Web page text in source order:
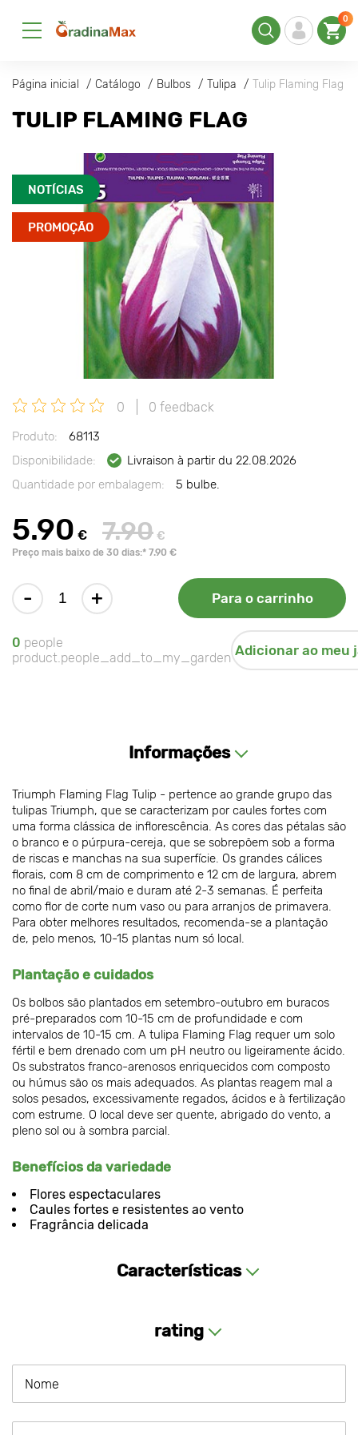
0
Página inicial Catálogo Bulbos Tulipa Tulip Flaming Flag
TULIP FLAMING FLAG
NOTÍCIAS
PROMOÇÃO
0 0 feedback
Produto:
68113
Disponibilidade:
Livraison à partir du 22.08.2026
Quantidade por embalagem:
5 bulbe.
5.90 € 7.90 €
Preço mais baixo de 30 dias:* 7.90 €
- + Para o carrinho
0 people
product.people_add_to_my_garden Adicionar ao meu
Informações
Triumph Flaming Flag Tulip - pertence ao grande grupo das
tulipas Triumph, que se caracterizam por caules fortes com
uma forma clássica de inflorescência. As cores das pétalas são
o branco e o púrpura-cereja, que se sobrepõem sob a forma
de riscas e manchas na sua superfície. Os grandes cálices
florais, com 8 cm de comprimento e 12 cm de largura, abrem
no final de abril/maio e duram até 2-3 semanas. É perfeita
como flor de corte num vaso ou para arranjos de primavera.
Para obter melhores resultados, recomenda-se a plantação
de, pelo menos, 10-15 plantas num só local.
Plantação e cuidados
Os bolbos são plantados em setembro-outubro em buracos
pré-preparados com 10-15 cm de profundidade e com
intervalos de 10-15 cm. A tulipa Flaming Flag requer um solo
fértil e bem drenado com um pH neutro ou ligeiramente ácido.
Os substratos franco-arenosos enriquecidos com composto
ou húmus são os mais adequados. As plantas reagem mal a
solos pesados, excessivamente regados, ácidos e à fertilização
com estrume. O local deve ser quente, abrigado do vento, a
pleno sol ou à sombra parcial.
Benefícios da variedade
Flores espectaculares
Caules fortes e resistentes ao vento
Fragrância delicada
Características
rating